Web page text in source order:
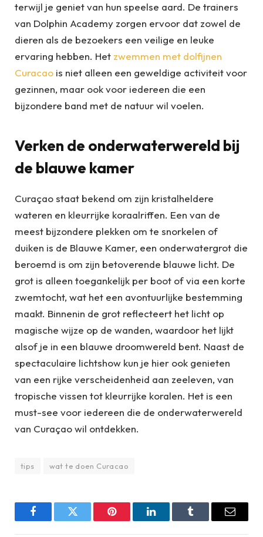
terwijl je geniet van hun speelse aard. De trainers
van Dolphin Academy zorgen ervoor dat zowel de
dieren als de bezoekers een veilige en leuke
ervaring hebben. Het zwemmen met dolfijnen
Curacao is niet alleen een geweldige activiteit voor
gezinnen, maar ook voor iedereen die een
bijzondere band met de natuur wil voelen.
Verken de onderwaterwereld bij
de blauwe kamer
Curaçao staat bekend om zijn kristalheldere
wateren en kleurrijke koraalriffen. Een van de
meest bijzondere plekken om te snorkelen of
duiken is de Blauwe Kamer, een onderwatergrot die
beroemd is om zijn betoverende blauwe licht. De
grot is alleen toegankelijk per boot of via een korte
zwemtocht, wat het een avontuurlijke bestemming
maakt. Binnenin de grot reflecteert het licht op
magische wijze op de wanden, waardoor het lijkt
alsof je in een blauwe droomwereld bent. Naast de
spectaculaire lichtshow kun je hier ook genieten
van een rijke verscheidenheid aan zeeleven, van
tropische vissen tot kleurrijke koralen. Het is een
must-see voor iedereen die de onderwaterwereld
van Curaçao wil ontdekken.
tips wat te doen Curacao
FacebookTwitter Pinterest LinkedInTumblr Email